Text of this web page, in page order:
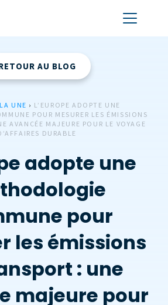
AU BLOG
UNE › L’EUROPE ADOPTE UNE
POUR MESURER LES ÉMISSIONS
AVANCÉE MAJEURE POUR LE VOYAGE
DURABLE
adopte une
pour
les émissions
: une
majeure pour